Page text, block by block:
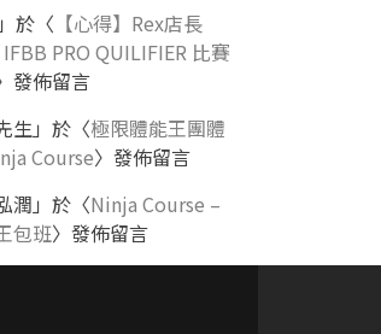
」於〈 【心得】Rex店長
PRO QUILIFIER 比賽
發佈留言
生」於〈極限體能王團體
Course〉發佈留言
潤 」於〈Ninja Course –
包班〉發佈留言